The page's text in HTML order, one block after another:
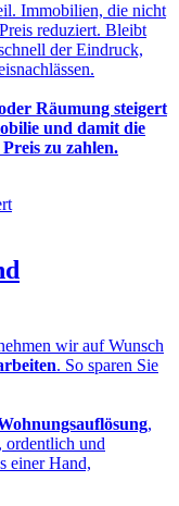
Immobilien, die nicht
reduziert. Bleibt
der Eindruck,
Räumung steigert
und damit die
zu zahlen.
wir auf Wunsch
. So sparen Sie
,
ordentlich und
einer Hand,